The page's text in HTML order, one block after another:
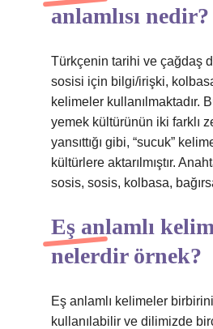
anlamlısı nedir?
Türkçenin tarihi ve çağdaş
sosisi için bilgi/irişki,
kelimeler kullanılmaktadır.
yemek kültürünün iki farklı
yansıttığı gibi, “sucuk”
kültürlere aktarılmıştır.
sosis, sosis, kolbasa,
Eş anlamlı
nelerdir örnek?
Eş anlamlı kelimeler
kullanılabilir ve dilimizde